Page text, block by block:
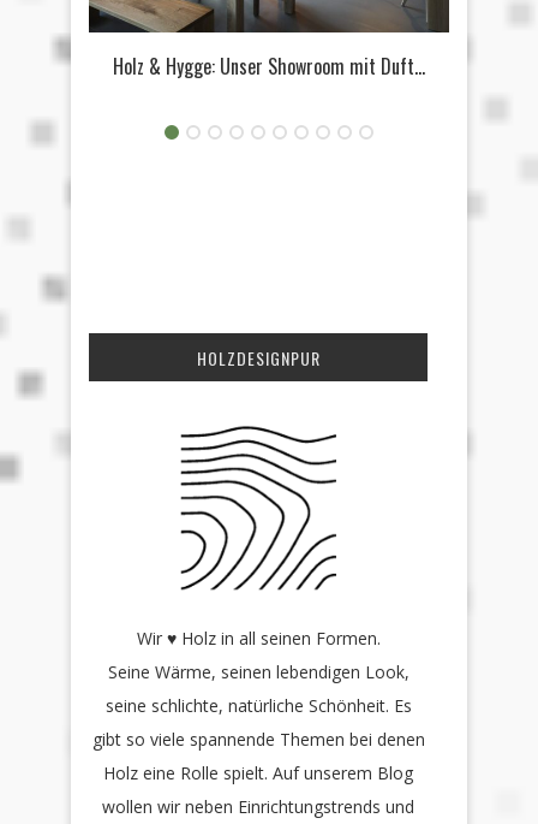
Holz & Hygge: Unser Showroom mit Duft...
HOLZDESIGNPUR
Wir ♥ Holz in all seinen Formen.
Seine Wärme, seinen lebendigen Look,
seine schlichte, natürliche Schönheit. Es
gibt so viele spannende Themen bei denen
Holz eine Rolle spielt. Auf unserem Blog
wollen wir neben Einrichtungstrends und